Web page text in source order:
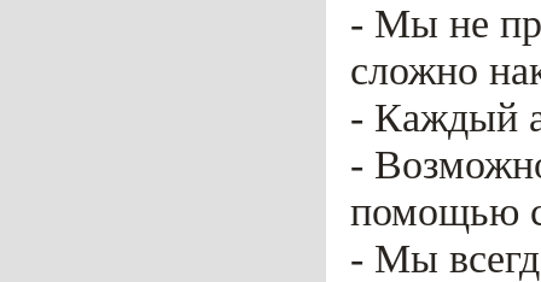
- Мы не
сложно
- Каждый
-
помощью
- Мы